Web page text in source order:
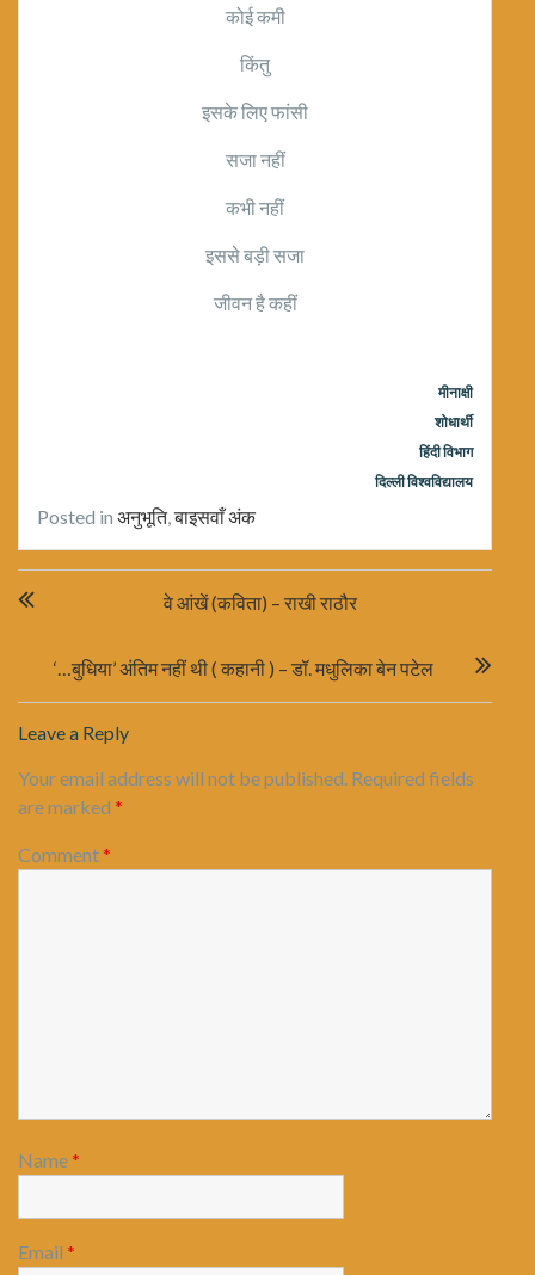
कोई कमी
किंतु
इसके लिए फांसी
सजा नहीं
कभी नहीं
इससे बड़ी सजा
जीवन है कहीं
मीनाक्षी
शोधार्थी
हिंदीविभाग
दिल्लीविश्वविद्यालय
Posted in अनुभूति,बाइसवाँ अंक
navigation
वे आंखें (कविता) – राखी राठौर
‘…बुधिया’ अंतिम नहीं थी ( कहानी ) – डॉ. मधुलिका बेन पटेल
Leave a Reply
Your email address will not be published. Required fields
are marked *
Comment*
Name*
Email *